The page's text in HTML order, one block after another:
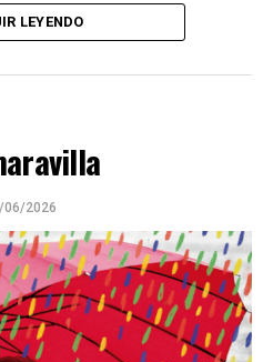
con doble tapa, que
a remarla.
LEYENDO
06/2026